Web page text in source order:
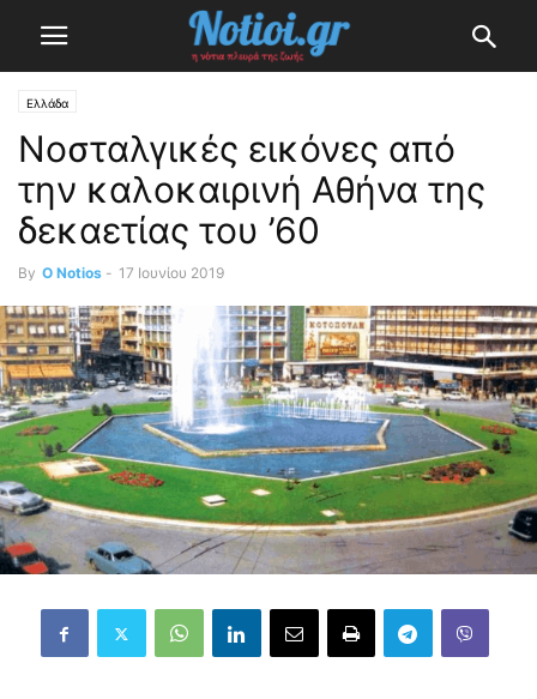
Ελλάδα
Νοσταλγικές εικόνες από
την καλοκαιρινή Αθήνα της
δεκαετίας του ’60
By O Notios - 17 Ιουνίου 2019